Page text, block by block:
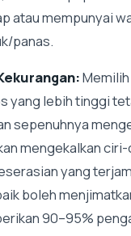
atau mempunyai
panas.
yang lebih tinggi
sepenuhnya
mengekalkan
yang
boleh
90–95%